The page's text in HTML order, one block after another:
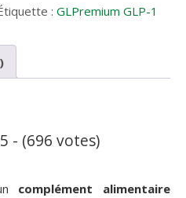
: GLPremium GLP-1
- (696 votes)
complément alimentaire